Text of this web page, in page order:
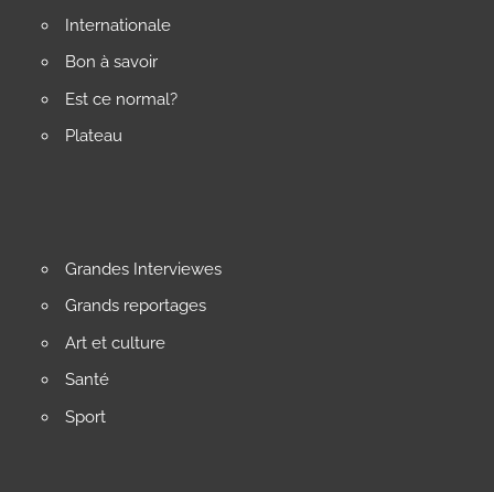
Internationale
Bon à savoir
Est ce normal?
Plateau
Grandes Interviewes
Grands reportages
Art et culture
Santé
Sport